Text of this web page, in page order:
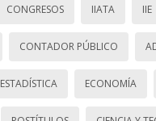
CONGRESOS IIATA IIE
CONTADOR PÚBLICO
ESTADÍSTICA ECONOMÍA